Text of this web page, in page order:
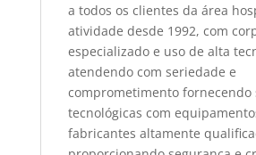
a todos os clientes da área
atividade desde 1992, com
especializado e uso de alta
atendendo com seriedade e
comprometimento fornecendo
tecnológicas com
fabricantes altamente